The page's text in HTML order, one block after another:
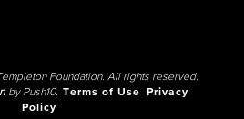
Foundation. All rights reserved.
by Push10. Terms of Use
Privacy
Policy